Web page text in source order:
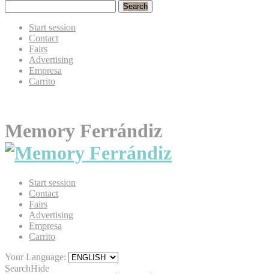
Search
Start session
Contact
Fairs
Advertising
Empresa
Carrito
Memory Ferrándiz
Start session
Contact
Fairs
Advertising
Empresa
Carrito
Your Language:
SearchHide